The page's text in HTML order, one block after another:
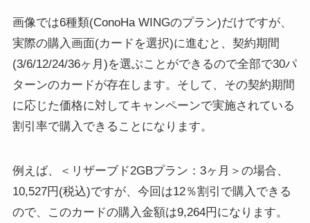
画像では6種類(ConoHa WINGのプラン)だけですが、
実際の購入画面(カードを選択)に進むと、契約期間
(3/6/12/24/36ヶ月)を選ぶことができるので全部で30パ
ターンのカードが存在します。そして、その契約期間
に応じた価格に対してキャンペーンで実施されている
割引率で購入できることになります。
例えば、＜リザーブド2GBプラン：3ヶ月＞の場合、
10,527円(税込)ですが、今回は12％割引で購入できる
ので、このカードの購入金額は9,264円になります。